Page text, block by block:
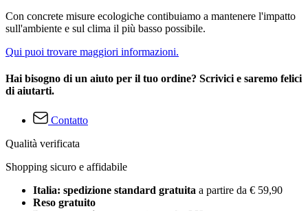
Con concrete misure ecologiche contibuiamo a mantenere l'impatto
sull'ambiente e sul clima il più basso possibile.
Qui puoi trovare maggiori informazioni.
Hai bisogno di un aiuto per il tuo ordine? Scrivici e saremo felici
di aiutarti.
Contatto
Qualità verificata
Shopping sicuro e affidabile
Italia: spedizione standard gratuita a partire da € 59,90
Reso gratuito